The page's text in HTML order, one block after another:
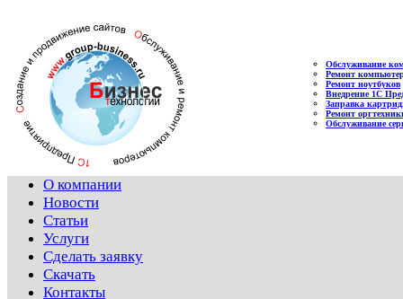
Обслуживание
Ремонт
Ремонт ноутбуков
Внедрение 1С
Заправка
Ремонт
Обслуживание
О компании
Новости
Статьи
Услуги
Сделать заявку
Скачать
Контакты